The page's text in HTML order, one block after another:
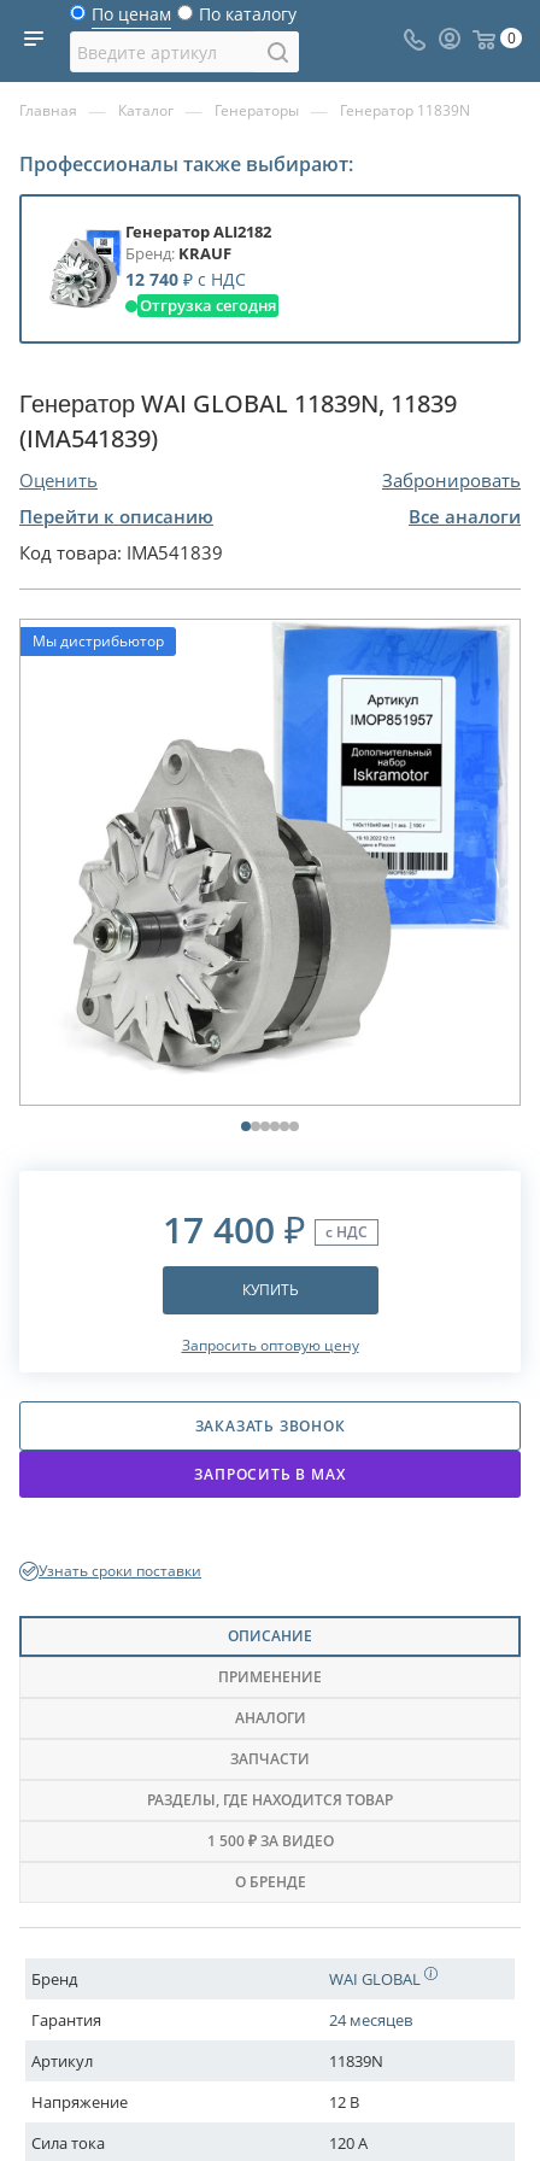
По ценам По каталогу
0
Главная — Каталог — Генераторы — Генератор 11839N
Профессионалы также выбирают:
Генератор ALI2182
Бренд: KRAUF
12 740 ₽ с НДС
Отгрузка сегодня
Генератор WAI GLOBAL 11839N, 11839
(IMA541839)
Оценить
Забронировать
Перейти к описанию
Все аналоги
Код товара: IMA541839
Мы дистрибьютор
17 400 ₽ с НДС
КУПИТЬ
Запросить оптовую цену
ЗАКАЗАТЬ ЗВОНОК
ЗАПРОСИТЬ В МАХ
Узнать сроки поставки
ОПИСАНИЕ
ПРИМЕНЕНИЕ
АНАЛОГИ
ЗАПЧАСТИ
РАЗДЕЛЫ, ГДЕ НАХОДИТСЯ ТОВАР
1 500 ₽ ЗА ВИДЕО
О БРЕНДЕ
Бренд
WAI GLOBAL
Гарантия
24 месяцев
Артикул
11839N
Напряжение
12 В
Сила тока
120 A